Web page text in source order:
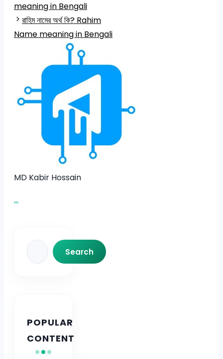
meaning in Bengali
রাহিম নামের অর্থ কি? Rahim
Name meaning in Bengali
MD Kabir Hossain
...
Search
Search
POPULAR
CONTENT